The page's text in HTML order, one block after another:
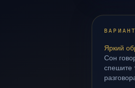
Яркий
Сон
спешите